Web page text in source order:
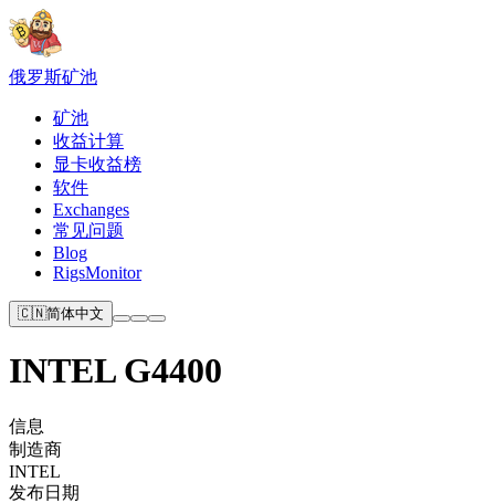
俄罗斯矿池
矿池
收益计算
显卡收益榜
软件
Exchanges
常见问题
Blog
RigsMonitor
🇨🇳简体中文
INTEL G4400
信息
制造商
INTEL
发布日期